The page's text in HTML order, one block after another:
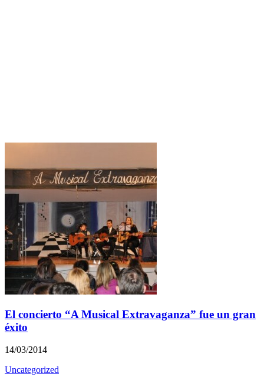
El concierto “A Musical Extravaganza” fue un gran
éxito
14/03/2014
Uncategorized